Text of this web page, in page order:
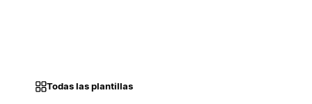
Todas las plantillas